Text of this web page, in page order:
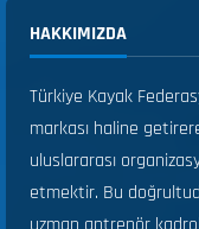
HAKKIMIZDA
Türkiye Kayak
markası haline
uluslararası
etmektir. Bu